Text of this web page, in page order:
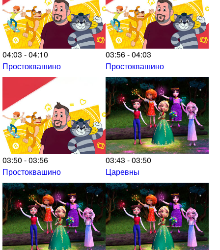
04:03 - 04:10
Простоквашино
03:56 - 04:03
Простоквашино
03:50 - 03:56
Простоквашино
03:43 - 03:50
Царевны